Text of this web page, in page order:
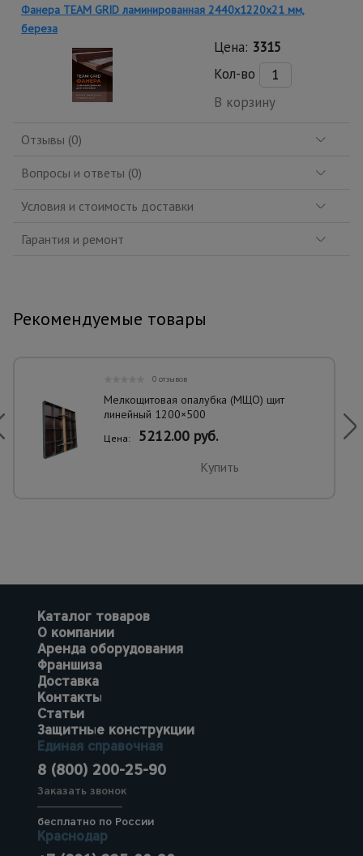
Фанера TEAM GRID ламинированная 2440х1220х21 мм,
береза
Цена: 3315
Кол-во
В корзину
Отзывы (0)
Вопросы и ответы (0)
Условия и стоимость доставки
Гарантия и ремонт
Рекомендуемые товары
0 отзывов
Мелкощитовая опалубка (МЩО) щит
линейный 1200×500
Цена: 5212.00 руб.
Купить
Каталог товаров
О компании
Аренда оборудования
Франшиза
Доставка
Контакты
Статьи
Защитные конструкции
Единая справочная
8 (800) 200-25-90
Заказать звонок
бесплатно по России
Краснодар